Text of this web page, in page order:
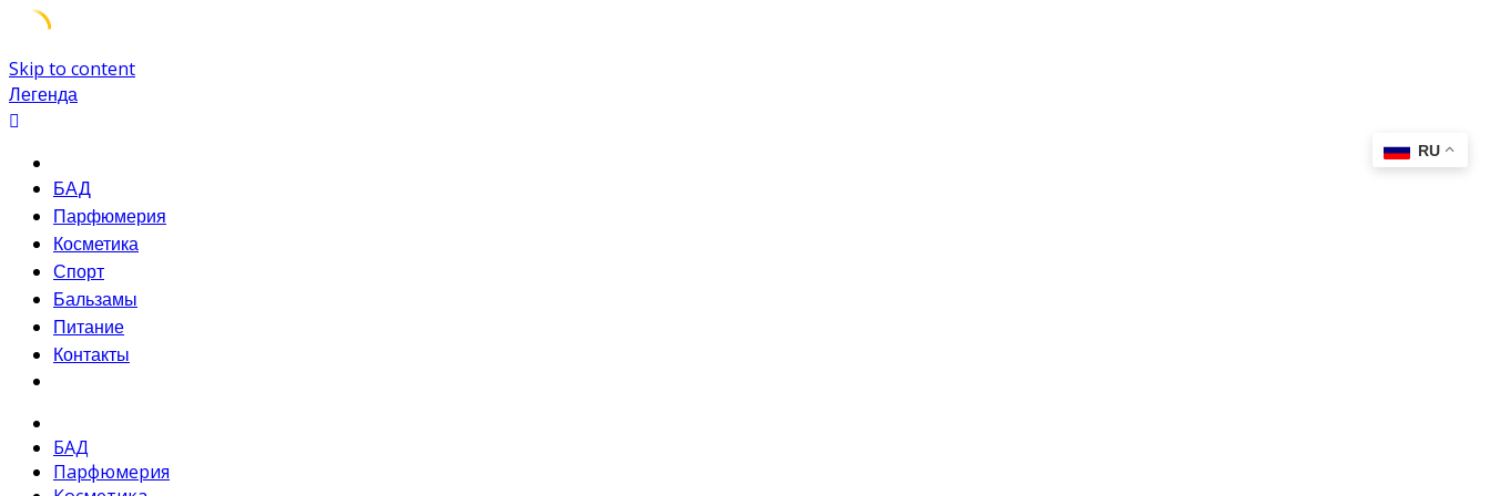
Skip to content
Легенда
БАД
Парфюмерия
Косметика
Спорт
Бальзамы
Питание
Контакты
БАД
Парфюмерия